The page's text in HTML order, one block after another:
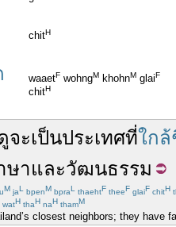
chitH
waaetF wohngM khohnM glaiF
chitH
จะเป็นประเทศที่ใก
ษาและวัฒนธรรม
M jaL bpenM bpraL thaehtF theeF glaiF chitH
watH thaH naH thamM
closest neighbors; they